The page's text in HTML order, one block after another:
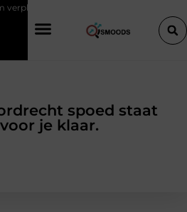
met twee liften naast elkaar
spoed staat
je klaar.